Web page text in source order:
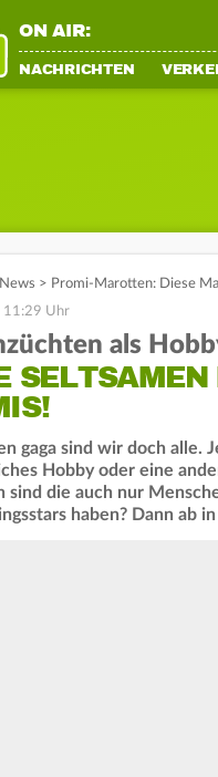
ON AIR:
NACHRICHTEN
> Promi-Marotten: Diese
11:29 Uhr
als
gaga sind wir doch
Hobby oder eine
sind die auch nur
haben? Dann ab